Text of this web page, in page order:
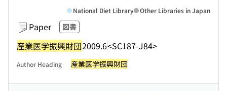
Paper 図書
産業医学振興財団2009.6<SC187-J84>
National Diet Library Other Libraries in Japan
Author Heading 産業医学振興財団